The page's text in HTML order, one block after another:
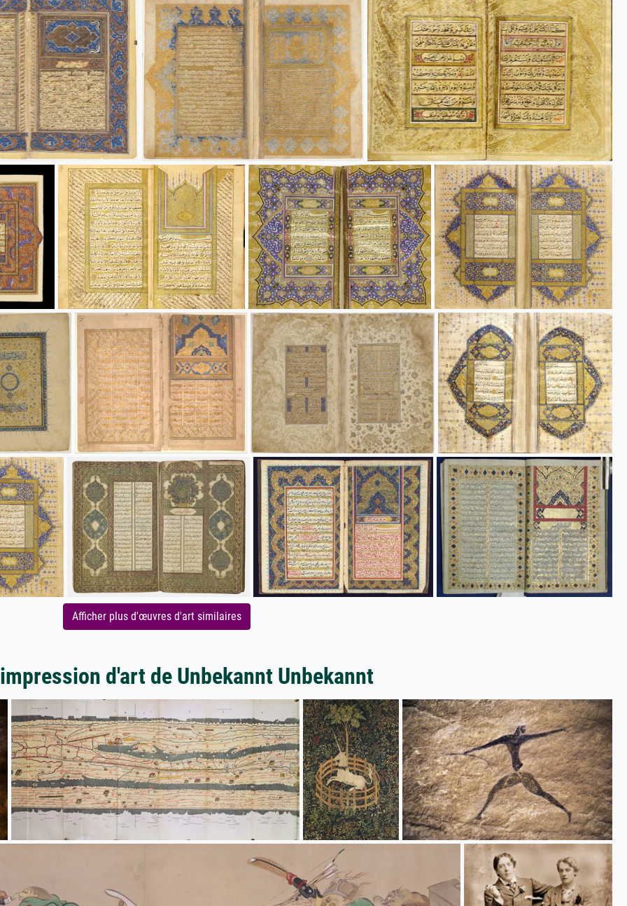
Afficher plus d'œuvres d'art similaires
d'art de Unbekannt Unbekannt